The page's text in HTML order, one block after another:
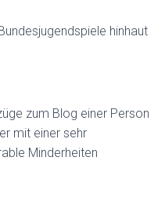
hinhaut
zum Blog einer Person
mit einer sehr
Minderheiten